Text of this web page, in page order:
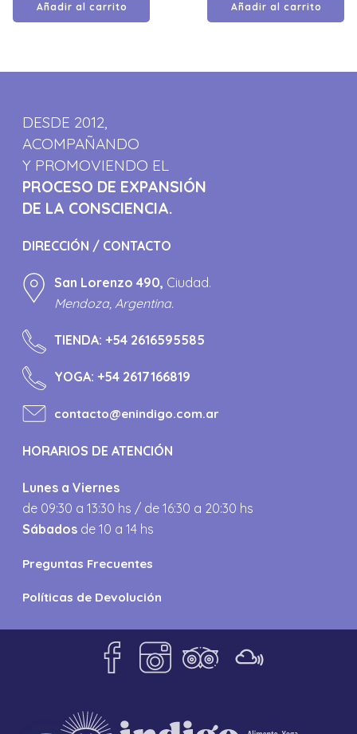
Añadir al carrito Añadir al carrito
DESDE 2012,
ACOMPAÑANDO
Y PROMOVIENDO EL
PROCESO DE EXPANSIÓN
DE LA CONSCIENCIA.
DIRECCIÓN / CONTACTO
San Lorenzo 490, Ciudad.
Mendoza, Argentina.
TIENDA:+54 2616595585
YOGA:+54 2617166819
contacto@enindigo.com.ar
HORARIOS DE ATENCIÓN
Lunes a Viernes
de 09:30 a 13:30 hs / de 16:30 a 20:30 hs
Sábados de 10 a 14 hs
Preguntas Frecuentes
Políticas de Devolución